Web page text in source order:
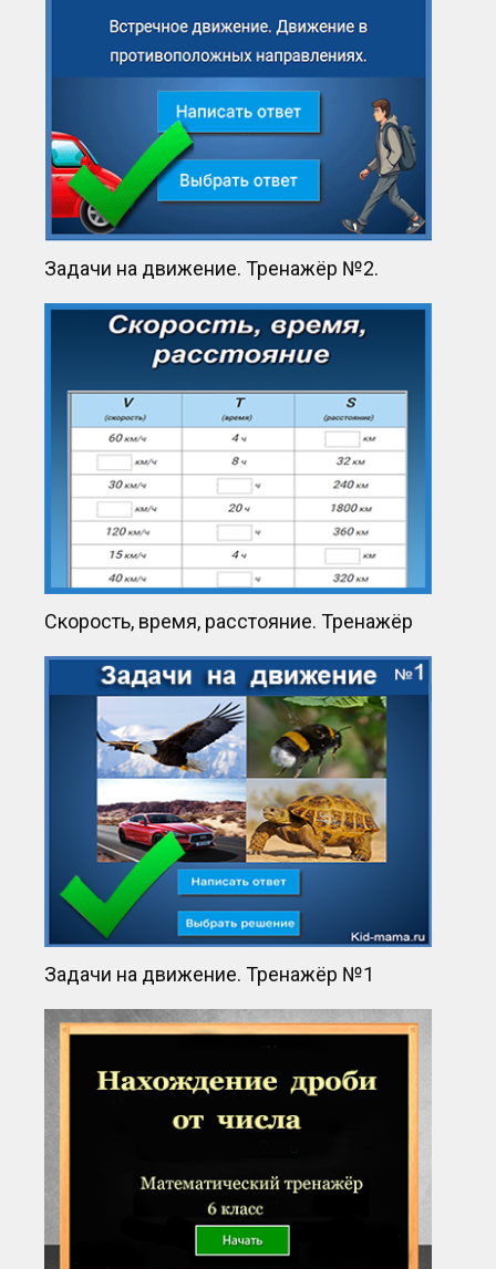
Задачи на движение. Тренажёр №2.
Скорость, время, расстояние. Тренажёр
Задачи на движение. Тренажёр №1